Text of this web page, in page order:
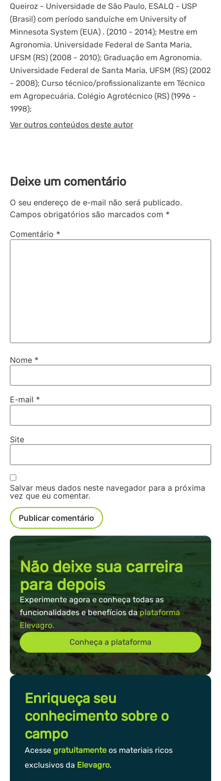
Queiroz - Universidade de São Paulo, ESALQ - USP
(Brasil) com período sanduíche em University of
Minnesota System (EUA) . (2010 - 2014); Mestre em
Agronomia. Universidade Federal de Santa Maria,
UFSM (RS) (2008 - 2010); Graduação em Agronomia.
Universidade Federal de Santa Maria, UFSM (RS) (2002
- 2008); Curso técnico/profissionalizante em Técnico
em Agropecuária. Colégio Agrotécnico (RS) (1996 -
1998);
Ver outros conteúdos deste autor
Deixe um comentário
O seu endereço de e-mail não será publicado.
Campos obrigatórios são marcados com *
Comentário *
Nome *
E-mail *
Site
Salvar meus dados neste navegador para a próxima
vez que eu comentar.
Não deixe sua carreira
para depois
Experimente agora e conheça todas as
funcionalidades e benefícios daplataforma
Elevagro.
Conheça a plataforma
Enriqueça seu
conhecimento sobre o
campo
Acesse gratuitamente os materiais ricos
exclusivos da Elevagro.